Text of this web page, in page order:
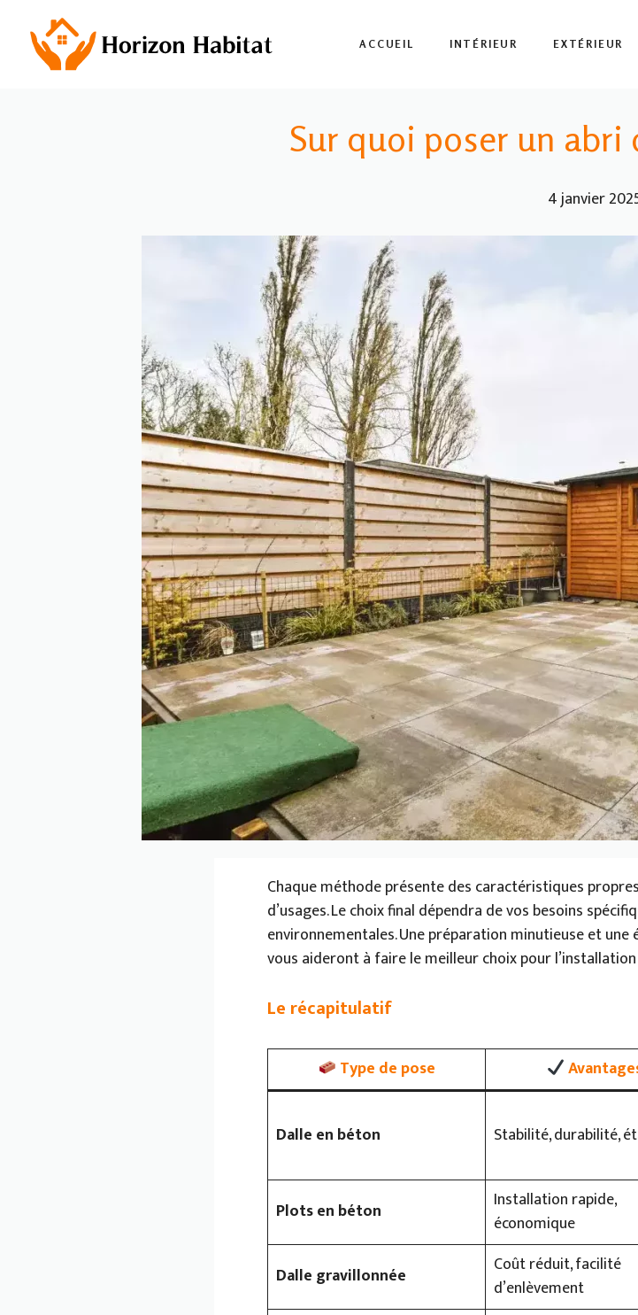
contenu
ACCUEIL INTÉRIEUR EXTÉRIEUR
Sur quoi poser un abri
4 janvier
Chaque méthode présente des caractéristiques
d’usages. Le choix final dépendra de vos besoins
environnementales. Une préparation minutieuse et
vous aideront à faire le meilleur choix pour
Le récapitulatif
Type de pose
Dalle en béton Stabilité, durabilité,
Plots en béton
Installation rapide,
économique
Dalle gravillonnée
Coût réduit, facilité
d’enlèvement